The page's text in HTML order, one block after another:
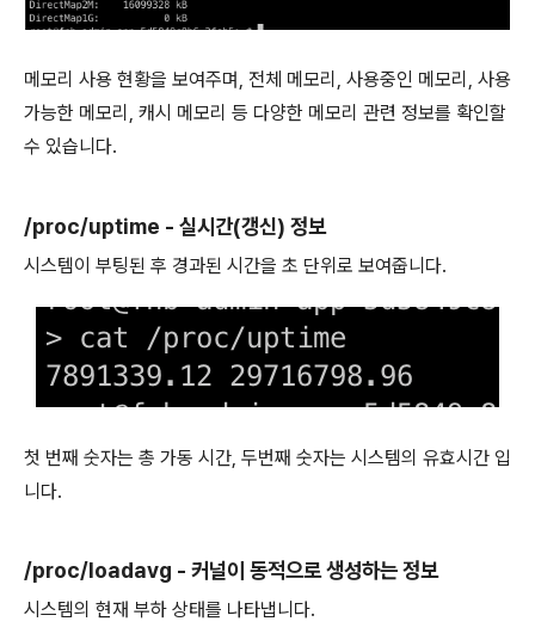
메모리 사용 현황을 보여주며, 전체 메모리, 사용중인 메모리, 사용
가능한 메모리, 캐시 메모리 등 다양한 메모리 관련 정보를 확인할
수 있습니다.
/proc/uptime - 실시간(갱신) 정보
시스템이 부팅된 후 경과된 시간을 초 단위로 보여줍니다.
첫 번째 숫자는 총 가동 시간, 두번째 숫자는 시스템의 유효시간 입
니다.
/proc/loadavg - 커널이 동적으로 생성하는 정보
시스템의 현재 부하 상태를 나타냅니다.